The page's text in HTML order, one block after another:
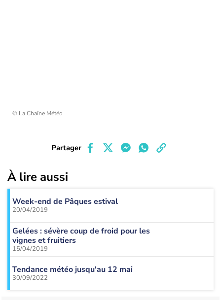
© La Chaîne Météo
Partager
À lire aussi
Week-end de Pâques estival
20/04/2019
Gelées : sévère coup de froid pour les
vignes et fruitiers
15/04/2019
Tendance météo jusqu'au 12 mai
30/09/2022